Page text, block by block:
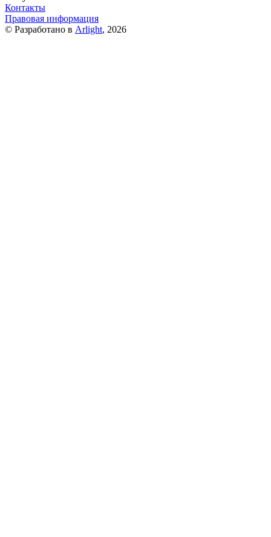
Контакты
Правовая информация
© Разработано в Arlight, 2026